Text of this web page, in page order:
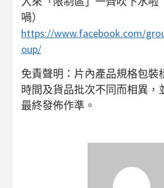
喎）
https://www.facebook.com/
oup/
免責聲明：片內產品規格包裝
時間及貨品批次不同而相異，
最終發佈作準。